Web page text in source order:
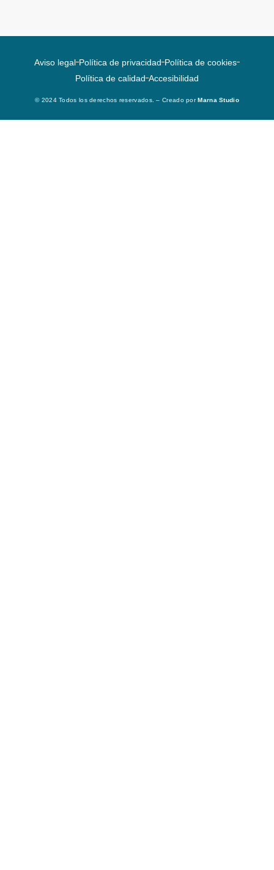
Aviso legal Política de privacidad Política de cookies
Política de calidad Accesibilidad
© 2024 Todos los derechos reservados. – Creado porMarna Studio